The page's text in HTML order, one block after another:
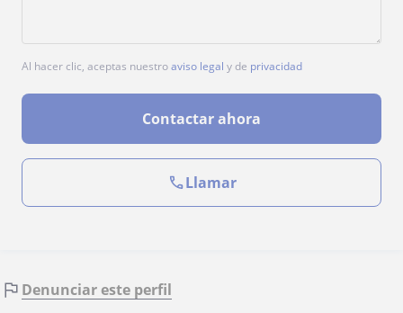
Al hacer clic, aceptas nuestroaviso legal y de privacidad
Contactar ahora
Llamar
Denunciar este perfil